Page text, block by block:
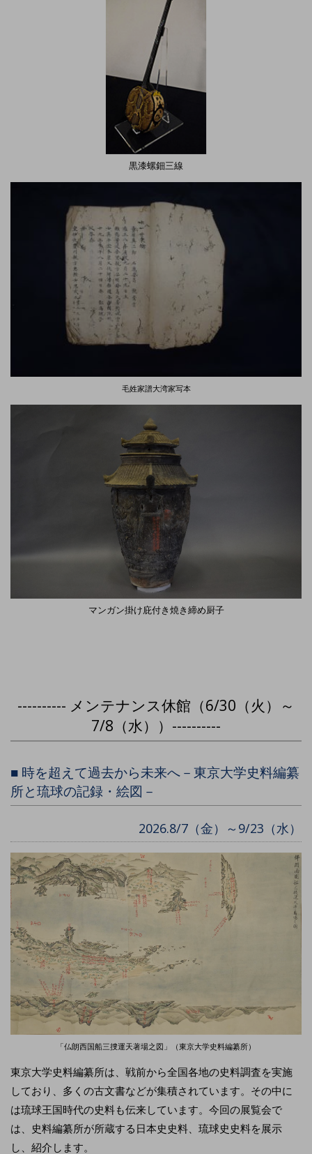
黒漆螺鈿三線
毛姓家譜大湾家写本
マンガン掛け庇付き焼き締め厨子
---------- メンテナンス休館（6/30（火）～
7/8（水））----------
■ 時を超えて過去から未来へ－東京大学史料編纂
所と琉球の記録・絵図－
2026.8/7（金）～9/23（水）
「仏朗西国船三捜運天著場之図」（東京大学史料編纂所）
東京大学史料編纂所は、戦前から全国各地の史料調査を実施
しており、多くの古文書などが集積されています。その中に
は琉球王国時代の史料も伝来しています。今回の展覧会で
は、史料編纂所が所蔵する日本史史料、琉球史史料を展示
し、紹介します。